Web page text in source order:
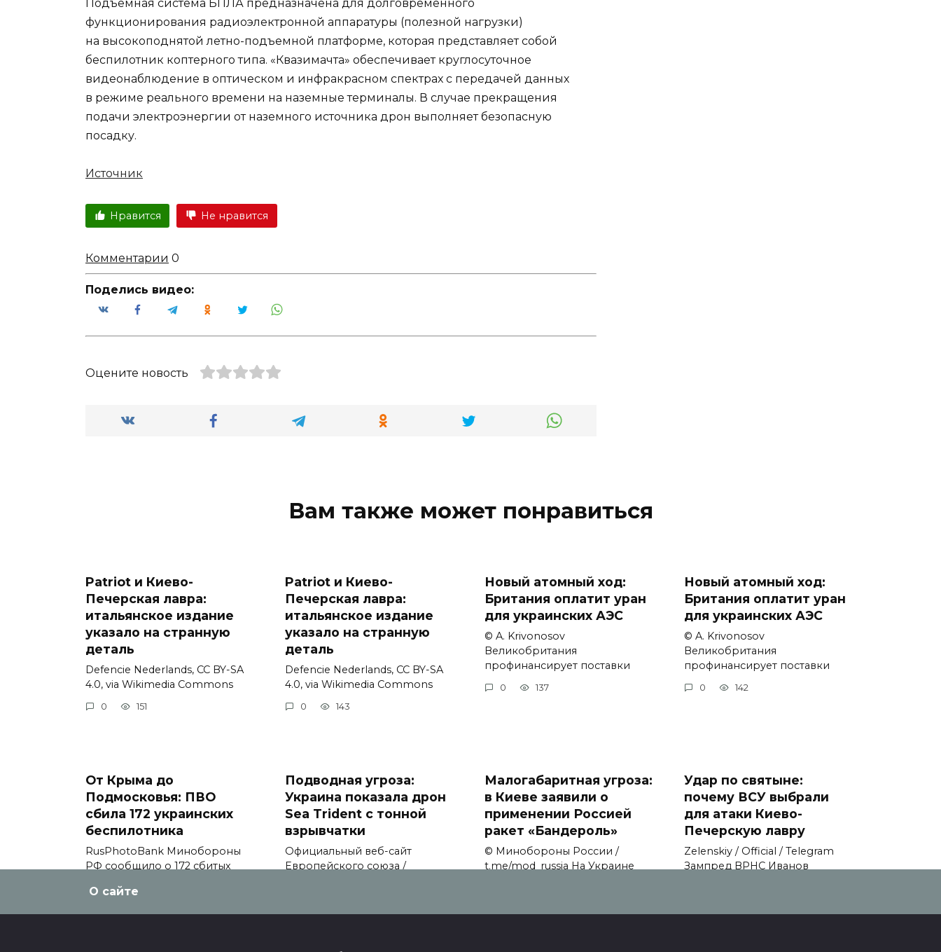
Подъемная система БПЛА предназначена для долговременного
функционирования радиоэлектронной аппаратуры (полезной нагрузки)
на высокоподнятой летно-подъемной платформе, которая представляет собой
беспилотник коптерного типа. «Квазимачта» обеспечивает круглосуточное
видеонаблюдение в оптическом и инфракрасном спектрах с передачей данных
в режиме реального времени на наземные терминалы. В случае прекращения
подачи электроэнергии от наземного источника дрон выполняет безопасную
посадку.
Источник
Нравится Не нравится
Комментарии 0
Поделись видео:
Оцените новость
Вам также может понравиться
Patriot и Киево-
Печерская лавра:
итальянское издание
указало на странную
деталь
Defencie Nederlands, CC BY-SA
4.0, via Wikimedia Commons
0 151
Patriot и Киево-
Печерская лавра:
итальянское издание
указало на странную
деталь
Defencie Nederlands, CC BY-SA
4.0, via Wikimedia Commons
0 143
Новый атомный ход:
Британия оплатит уран
для украинских АЭС
© A. Krivonosov
Великобритания
профинансирует поставки
0 137
Новый атомный ход:
Британия оплатит уран
для украинских АЭС
© A. Krivonosov
Великобритания
профинансирует поставки
0 142
От Крыма до
Подмосковья: ПВО
сбила 172 украинских
беспилотника
RusPhotoBank Минобороны
РФ сообщило о 172 сбитых
Подводная угроза:
Украина показала дрон
Sea Trident с тонной
взрывчатки
Официальный веб-сайт
Европейского союза /
Малогабаритная угроза:
в Киеве заявили о
применении Россией
ракет «Бандероль»
© Минобороны России /
t.me/mod_russia На Украине
Удар по святыне:
почему ВСУ выбрали
для атаки Киево-
Печерскую лавру
Zеlеnskiу / Оfficiаl / Telegram
Зампред ВРНС Иванов
О сайте